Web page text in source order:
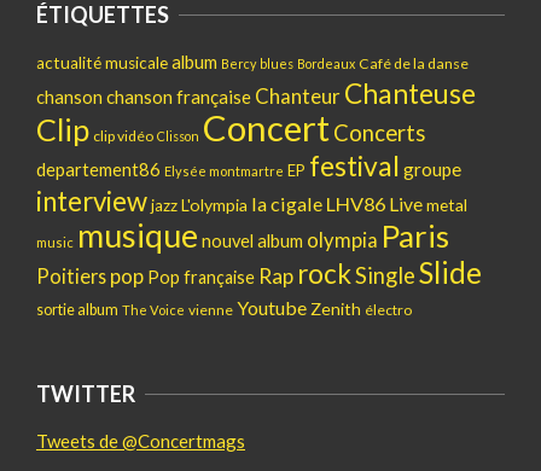
ÉTIQUETTES
actualité musicalealbum Bercy blues Bordeaux Café de la danse
chanson chanson française ChanteurChanteuse
Clip clip vidéo Clisson ConcertConcerts
departement86 Elysée montmartre EP festival groupe
interviewjazzL'olympia la cigale LHV86 Livemetal
music musique nouvel album olympia Paris
Poitiers pop Pop française Rap rockSingleSlide
sortie album The Voice vienne Youtube Zenith électro
TWITTER
Tweets de @Concertmags